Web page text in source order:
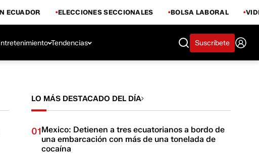
ECUADOR ELECCIONES SECCIONALES BOLSA LABORAL
Tendencias Suscríbete
LO MÁS DESTACADO DEL DÍA
01Mexico: Detienen a tres ecuatorianos a bordo de
una embarcación con más de una tonelada de
cocaína